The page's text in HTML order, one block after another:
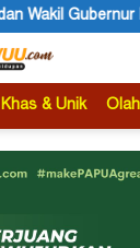
PBB
Khas & Unik